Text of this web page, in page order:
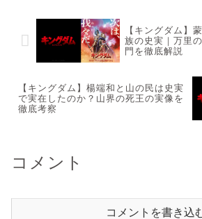
【キングダム】
族の史実｜万里
門を徹底解説
【キングダム】楊端和と山の民は史実
で実在したのか？山界の死王の実像を
徹底考察
コメント
コメントを書き込